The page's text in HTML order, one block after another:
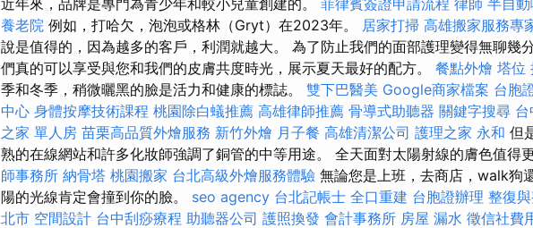
養老院 例如，打哈欠，泡泡或格林（Gryt）在2023年。 居家打掃 高雄搬家服務專
說是值得的，因為越多的客戶，利潤就越大。 為了防止我們的面部護理變得無聊幾
們真的可以享受與您和我們的皮膚共度時光，展示夏天最好的配方。 餐點外燴 塔位
季和冬季，稍微曬黑的臉是活力和健康的標誌。 雙下巴醫美 Google商家檔案 台胞
中心 身體按摩技術課程 桃園除白蟻推薦 高雄律師推薦 骨導式助聽器 關鍵字搜尋
之家 單人房 苗栗高品質外燴服務 新竹外燴 月子餐 高雄清潔公司 護理之家 永和 但
熟的在線網站和許多化妝師強調了銅管的中等用途。 全天面對太陽射線的膚色值得
師事務所 納骨塔 桃園搬家 台北高級外燴服務體驗 無論您是上班，去商店，walk狗
陽的光線肯定會撞到你的臉。 seo agency 台北記帳士 全口重建 台胞證辦理 整復
北市 空間設計 台中刮痧療程 助聽器公司 護照換發 會計事務所 房屋 漏水 徵信社費